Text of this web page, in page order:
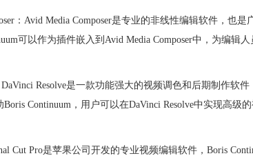
：Avid Media Composer是专业的非线性编辑软件，也
可以作为插件嵌入到Avid Media Composer中，为编辑
DaVinci Resolve是一款功能强大的视频调色和后期制作软
Continuum，用户可以在DaVinci Resolve中实现高级
Cut Pro是苹果公司开发的专业视频编辑软件，Boris